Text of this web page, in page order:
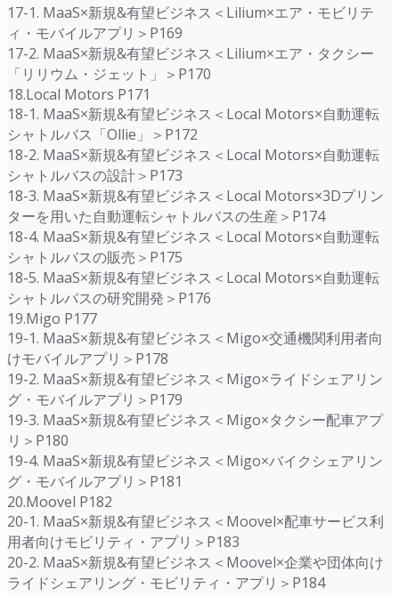
17-1. MaaS×新規&有望ビジネス＜Lilium×エア・モビリテ
ィ・モバイルアプリ＞P169
17-2. MaaS×新規&有望ビジネス＜Lilium×エア・タクシー
「リリウム・ジェット」＞P170
18.Local Motors P171
18-1. MaaS×新規&有望ビジネス＜Local Motors×自動運転
シャトルバス「Ollie」＞P172
18-2. MaaS×新規&有望ビジネス＜Local Motors×自動運転
シャトルバスの設計＞P173
18-3. MaaS×新規&有望ビジネス＜Local Motors×3Dプリン
ターを用いた自動運転シャトルバスの生産＞P174
18-4. MaaS×新規&有望ビジネス＜Local Motors×自動運転
シャトルバスの販売＞P175
18-5. MaaS×新規&有望ビジネス＜Local Motors×自動運転
シャトルバスの研究開発＞P176
19.Migo P177
19-1. MaaS×新規&有望ビジネス＜Migo×交通機関利用者向
けモバイルアプリ＞P178
19-2. MaaS×新規&有望ビジネス＜Migo×ライドシェアリン
グ・モバイルアプリ＞P179
19-3. MaaS×新規&有望ビジネス＜Migo×タクシー配車アプ
リ＞P180
19-4. MaaS×新規&有望ビジネス＜Migo×バイクシェアリン
グ・モバイルアプリ＞P181
20.Moovel P182
20-1. MaaS×新規&有望ビジネス＜Moovel×配車サービス利
用者向けモビリティ・アプリ＞P183
20-2. MaaS×新規&有望ビジネス＜Moovel×企業や団体向け
ライドシェアリング・モビリティ・アプリ＞P184